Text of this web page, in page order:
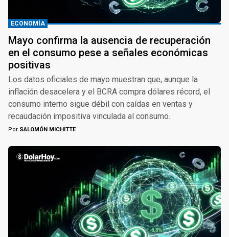
ECONOMÍA
Mayo confirma la ausencia de recuperación
en el consumo pese a señales económicas
positivas
Los datos oficiales de mayo muestran que, aunque la
inflación desacelera y el BCRA compra dólares récord, el
consumo interno sigue débil con caídas en ventas y
recaudación impositiva vinculada al consumo.
Por SALOMÓN MICHITTE